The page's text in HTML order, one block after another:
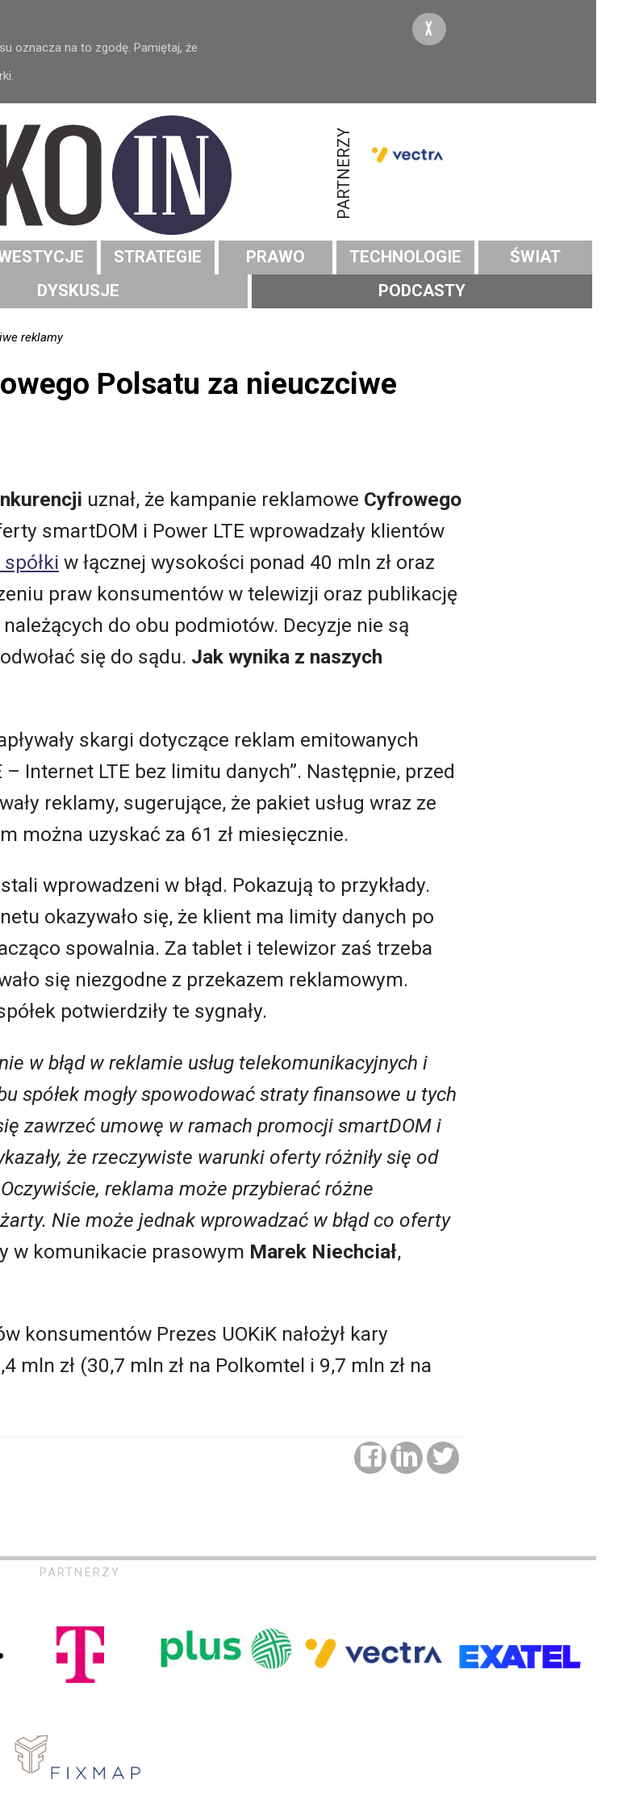
oznacza na to zgodę. Pamiętaj, że
X
PARTNERZY
STRATEGIE PRAWO TECHNOLOGIE
ŚWIAT
DYSKUSJE PODCASTY
reklamy
Polsatu za nieuczciwe
uznał, że kampanie reklamowe Cyfrowego
smartDOM i Power LTE wprowadzały klientów
w łącznej wysokości ponad 40 mln zł oraz
praw konsumentów w telewizji oraz publikację
do obu podmiotów. Decyzje nie są
się do sądu. Jak wynika z naszych
skargi dotyczące reklam emitowanych
– Internet LTE bez limitu danych”. Następnie, przed
reklamy, sugerujące, że pakiet usług wraz ze
można uzyskać za 61 zł miesięcznie.
wprowadzeni w błąd. Pokazują to przykłady.
okazywało się, że klient ma limity danych po
spowalnia. Za tablet i telewizor zaś trzeba
się niezgodne z przekazem reklamowym.
potwierdziły te sygnały.
w błąd w reklamie usług telekomunikacyjnych i
spółek mogły spowodować straty finansowe u tych
zawrzeć umowę w ramach promocji smartDOM i
że rzeczywiste warunki oferty różniły się od
reklama może przybierać różne
Nie może jednak wprowadzać w błąd co oferty
w komunikacie prasowym Marek Niechciał,
konsumentów Prezes UOKiK nałożył kary
mln zł (30,7 mln zł na Polkomtel i 9,7 mln zł na
PARTNERZY